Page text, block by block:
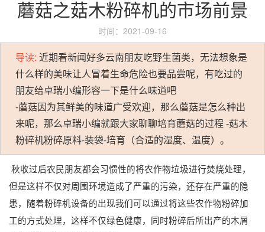
蘑菇之菇木粉碎机的市场前景
时间：2021-09-16
导读: 近期看新闻好多云南朋友吃野生菌类，无法想象是
什么样的美味让人冒着生命危险也要品尝呢，有吃过的
朋友给卓瑞小编形容一下是什么味道吧
-蘑菇因为其鲜美的味道广受欢迎，那么蘑菇是怎么种出
来呢，那么卓瑞小编就跟大家聊聊培育蘑菇的过程 -菇木
粉碎机粉碎原料-装袋-培育（合适的湿度、温度）。
秋收过后农民朋友都会习惯性的将农作物垃圾进行焚烧处理，
但是这样不仅对周围环境造成了严重的污染，还存在严重的隐
患，随着粉碎机设备的出现我们可以通过将这些农作物粉碎加
工的方式处理，这样不仅绿色健康，同时粉碎后所出产的木屑